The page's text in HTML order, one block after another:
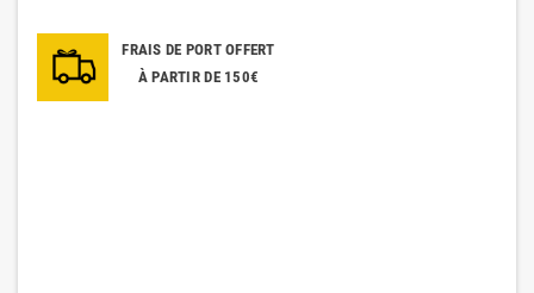
FRAIS DE PORT OFFERT
À PARTIR DE 150€